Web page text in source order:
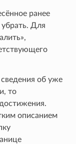
ранее
Для
сведения об уже
то
описанием